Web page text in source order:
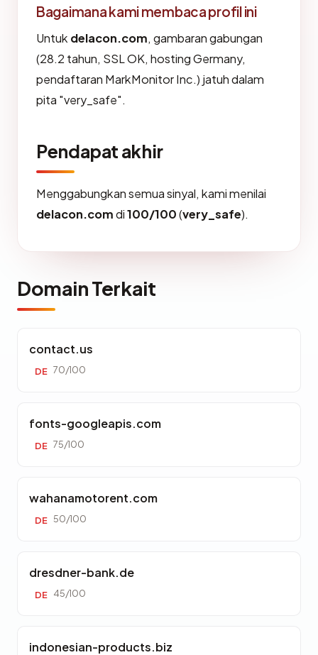
Bagaimana kami membaca profil ini
Untuk delacon.com, gambaran gabungan
(28.2 tahun, SSL OK, hosting Germany,
pendaftaran MarkMonitor Inc.) jatuh dalam
pita "very_safe".
Pendapat akhir
Menggabungkan semua sinyal, kami menilai
delacon.comdi100/100(very_safe).
Domain Terkait
contact.us
DE 70/100
fonts-googleapis.com
DE 75/100
wahanamotorent.com
DE 50/100
dresdner-bank.de
DE 45/100
indonesian-products.biz